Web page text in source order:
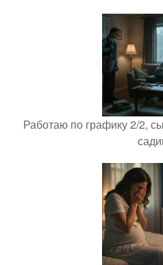
Работаю по графику 2/2,